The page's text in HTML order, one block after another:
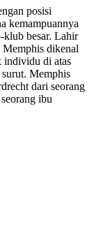
posisi
kemampuannya
klub besar. Lahir
dikenal
individu di atas
surut. Memphis
dari seorang
ibu